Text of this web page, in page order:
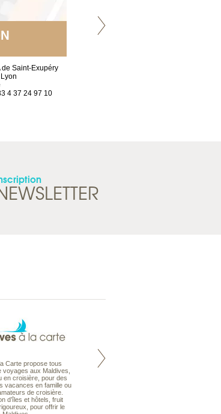
de Saint-Exupéry
4 37 24 97 10
Carte propose tous
voyages aux Maldives,
en croisière, pour des
vacances en famille ou
de croisière.
d’îles et hôtels, fruit
pour offrir le
Notre site Odyssee est un portail